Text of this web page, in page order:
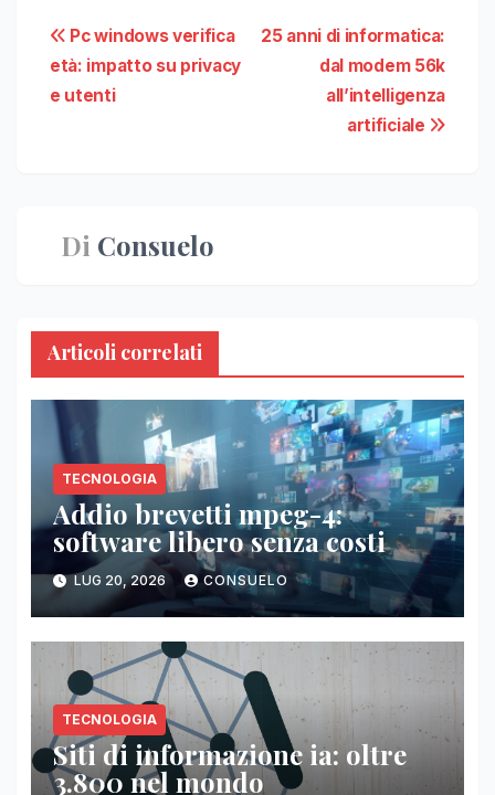
Navigazione
articoli
25 anni di informatica:
dal modem 56k
all’intelligenza
artificiale
Pc windows verifica
età: impatto su privacy
e utenti
Di Consuelo
Articoli correlati
TECNOLOGIA
Addio brevetti mpeg-4:
software libero senza costi
LUG 20, 2026 CONSUELO
TECNOLOGIA
Siti di informazione ia: oltre
3.800 nel mondo